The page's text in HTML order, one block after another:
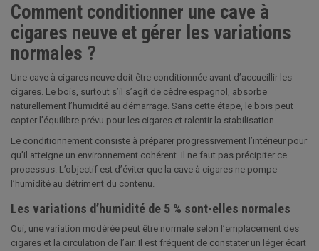
Comment conditionner une cave à
cigares neuve et gérer les variations
normales ?
Une cave à cigares neuve doit être conditionnée avant d’accueillir les
cigares. Le bois, surtout s’il s’agit de cèdre espagnol, absorbe
naturellement l’humidité au démarrage. Sans cette étape, le bois peut
capter l’équilibre prévu pour les cigares et ralentir la stabilisation.
Le conditionnement consiste à préparer progressivement l’intérieur pour
qu’il atteigne un environnement cohérent. Il ne faut pas précipiter ce
processus. L’objectif est d’éviter que la cave à cigares ne pompe
l’humidité au détriment du contenu.
Les variations d’humidité de 5 % sont-elles normales
Oui, une variation modérée peut être normale selon l’emplacement des
cigares et la circulation de l’air. Il est fréquent de constater un léger écart